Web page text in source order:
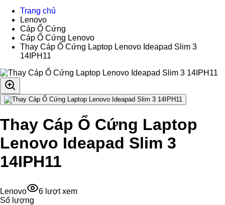
Trang chủ
Lenovo
Cáp Ổ Cứng
Cáp Ổ Cứng Lenovo
Thay Cáp Ổ Cứng Laptop Lenovo Ideapad Slim 3
14IPH11
Thay Cáp Ổ Cứng Laptop
Lenovo Ideapad Slim 3
14IPH11
Lenovo 6 lượt xem
Số lượng